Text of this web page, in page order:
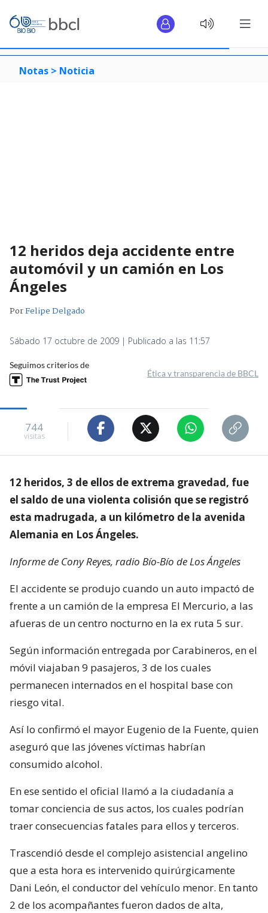
Notas > Noticia
12 heridos deja accidente entre
automóvil y un camión en Los
Ángeles
PorFelipe Delgado
Sábado 17 octubre de 2009 | Publicado a las 11:57
Seguimos criterios de
Ética y transparencia de BBCL
744
visitas
12 heridos, 3 de ellos de extrema gravedad, fue
el saldo de una violenta colisión que se registró
esta madrugada, a un kilómetro de la avenida
Alemania en Los Ángeles.
Informe de Cony Reyes, radio Bío-Bío de Los Ángeles
El accidente se produjo cuando un auto impactó de
frente a un camión de la empresa El Mercurio, a las
afueras de un centro nocturno en la ex ruta 5 sur.
Según información entregada por Carabineros, en el
móvil viajaban 9 pasajeros, 3 de los cuales
permanecen internados en el hospital base con
riesgo vital.
Así lo confirmó el mayor Eugenio de la Fuente, quien
aseguró que las jóvenes víctimas habrían
consumido alcohol.
En ese sentido el oficial llamó a la ciudadanía a
tomar conciencia de sus actos, los cuales podrían
traer consecuencias fatales para ellos y terceros.
Trascendió desde el complejo asistencial angelino
que a esta hora es intervenido quirúrgicamente
Dani León, el conductor del vehículo menor. En tanto
2 de los acompañantes fueron dados de alta,